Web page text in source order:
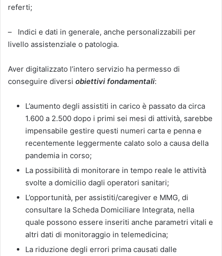
referti;
– Indici e dati in generale, anche personalizzabili per
livello assistenziale o patologia.
Aver digitalizzato l’intero servizio ha permesso di
conseguire diversi obiettivi fondamentali:
L’aumento degli assistiti in carico è passato da circa
1.600 a 2.500 dopo i primi sei mesi di attività, sarebbe
impensabile gestire questi numeri carta e penna e
recentemente leggermente calato solo a causa della
pandemia in corso;
La possibilità di monitorare in tempo reale le attività
svolte a domicilio dagli operatori sanitari;
L’opportunità, per assistiti/caregiver e MMG, di
consultare la Scheda Domiciliare Integrata, nella
quale possono essere inseriti anche parametri vitali e
altri dati di monitoraggio in telemedicina;
La riduzione degli errori prima causati dalle